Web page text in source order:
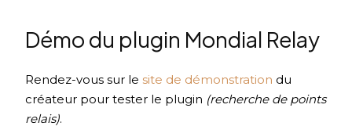
Démo du plugin Mondial Relay
Rendez-vous sur le site de démonstration du
créateur pour tester le plugin (recherche de points
relais).